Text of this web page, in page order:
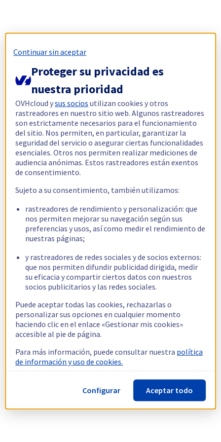
Continuar sin aceptar
Proteger su privacidad es
nuestra prioridad
OVHcloud ysus socios utilizan cookies y otros
rastreadores en nuestro sitio web. Algunos rastreadores
son estrictamente necesarios para el funcionamiento
del sitio. Nos permiten, en particular, garantizar la
seguridad del servicio o asegurar ciertas funcionalidades
esenciales. Otros nos permiten realizar mediciones de
audiencia anónimas. Estos rastreadores están exentos
de consentimiento.
Sujeto a su consentimiento, también utilizamos:
rastreadores de rendimiento y personalización: que
nos permiten mejorar su navegación según sus
preferencias y usos, así como medir el rendimiento de
nuestras páginas;
y rastreadores de redes sociales y de socios externos:
que nos permiten difundir publicidad dirigida, medir
su eficacia y compartir ciertos datos con nuestros
socios publicitarios y las redes sociales.
Puede aceptar todas las cookies, rechazarlas o
personalizar sus opciones en cualquier momento
haciendo clic en el enlace «Gestionar mis cookies»
accesible al pie de página.
Para más información, puede consultar nuestra política
de información y uso de cookies.
Configurar Aceptar todo